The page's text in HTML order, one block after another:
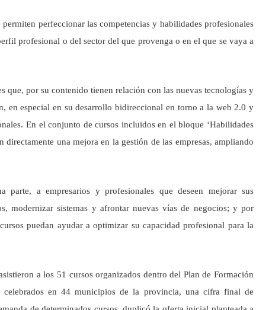
permiten perfeccionar las competencias y habilidades profesionales
profesional o del sector del que provenga o en el que se vaya a
que, por su contenido tienen relación con las nuevas tecnologías y
en especial en su desarrollo bidireccional en torno a la web 2.0 y
En el conjunto de cursos incluidos en el bloque ‘Habilidades
directamente una mejora en la gestión de las empresas, ampliando
a empresarios y profesionales que deseen mejorar sus
modernizar sistemas y afrontar nuevas vías de negocios; y por
puedan ayudar a optimizar su capacidad profesional para la
a los 51 cursos organizados dentro del Plan de Formación
en 44 municipios de la provincia, una cifra final de